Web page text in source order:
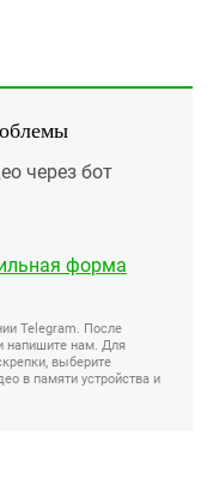
через бот
форма
Telegram. После
напишите нам. Для
выберите
в памяти устройства и